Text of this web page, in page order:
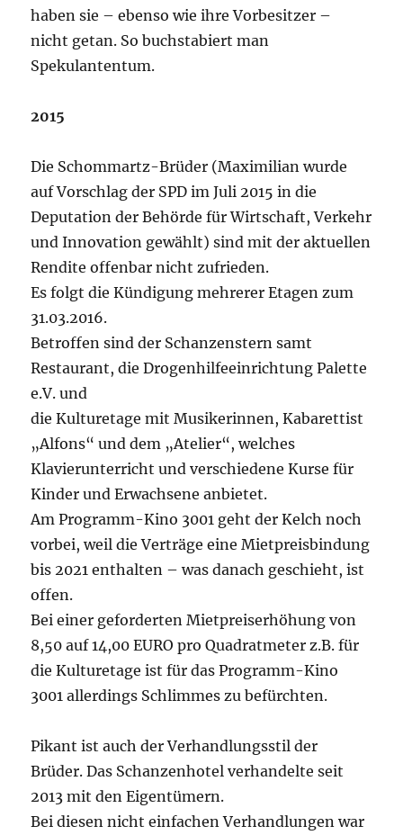
haben sie – ebenso wie ihre Vorbesitzer –
nicht getan. So buchstabiert man
Spekulantentum.
2015
Die Schommartz-Brüder (Maximilian wurde
auf Vorschlag der SPD im Juli 2015 in die
Deputation der Behörde für Wirtschaft, Verkehr
und Innovation gewählt) sind mit der aktuellen
Rendite offenbar nicht zufrieden.
Es folgt die Kündigung mehrerer Etagen zum
31.03.2016.
Betroffen sind der Schanzenstern samt
Restaurant, die Drogenhilfeeinrichtung Palette
e.V. und
die Kulturetage mit Musikerinnen, Kabarettist
„Alfons“ und dem „Atelier“, welches
Klavierunterricht und verschiedene Kurse für
Kinder und Erwachsene anbietet.
Am Programm-Kino 3001 geht der Kelch noch
vorbei, weil die Verträge eine Mietpreisbindung
bis 2021 enthalten – was danach geschieht, ist
offen.
Bei einer geforderten Mietpreiserhöhung von
8,50 auf 14,00 EURO pro Quadratmeter z.B. für
die Kulturetage ist für das Programm-Kino
3001 allerdings Schlimmes zu befürchten.
Pikant ist auch der Verhandlungsstil der
Brüder. Das Schanzenhotel verhandelte seit
2013 mit den Eigentümern.
Bei diesen nicht einfachen Verhandlungen war